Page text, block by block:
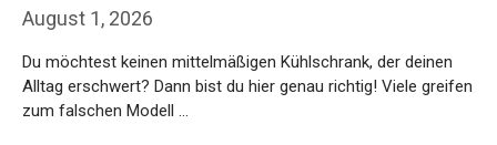
August 1, 2026
Du möchtest keinen mittelmäßigen Kühlschrank, der deinen
Alltag erschwert? Dann bist du hier genau richtig! Viele greifen
zum falschen Modell …